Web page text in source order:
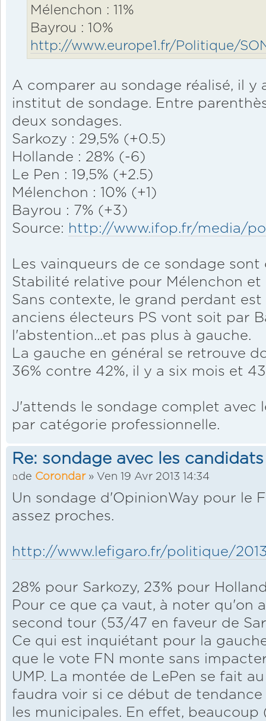
Mélenchon : 11%
Bayrou : 10%
http://www.europe1.fr/Politique/
A comparer au sondage réalisé, il y
institut de sondage. Entre
deux sondages.
Sarkozy : 29,5% (+0.5)
Hollande : 28% (-6)
Le Pen : 19,5% (+2.5)
Mélenchon : 10% (+1)
Bayrou : 7% (+3)
Source: http://www.ifop.fr/media/
Les vainqueurs de ce sondage
Stabilité relative pour Mélenchon et
Sans contexte, le grand perdant
anciens électeurs PS vont soit par
l'abstention...et pas plus à gauche.
La gauche en général se retrouve
36% contre 42%, il y a six mois et
J'attends le sondage complet avec
par catégorie professionnelle.
Re: sondage avec les candidats
de Corondar» Ven 19 Avr 2013 14:34
Un sondage d'OpinionWay pour le
assez proches.
http://www.lefigaro.fr/politique/
28% pour Sarkozy, 23% pour
Pour ce que ça vaut, à noter qu'on
second tour (53/47 en faveur de
Ce qui est inquiétant pour la
que le vote FN monte sans
UMP. La montée de LePen se fait
faudra voir si ce début de
les municipales. En effet,